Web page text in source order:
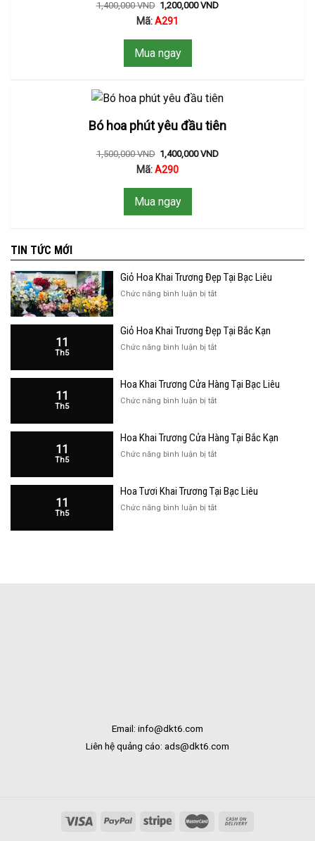
1,400,000VND 1,200,000VND
Mã:A291
Mua ngay
Bó hoa phút yêu đầu tiên
1,500,000VND 1,400,000VND
Mã:A290
Mua ngay
TIN TỨC MỚI
Giỏ Hoa Khai Trương Đẹp Tại Bạc Liêu
Chức năng bình luận bị tắtở
Khai
Đẹp
Liêu
11
Th5
Giỏ Hoa Khai Trương Đẹp Tại Bắc Kạn
Chức năng bình luận bị tắtở
Khai
Đẹp
Kạn
11
Th5
Hoa Khai Trương Cửa Hàng Tại Bạc Liêu
Chức năng bình luận bị tắtở
Trương
Hàng
Liêu
11
Th5
Hoa Khai Trương Cửa Hàng Tại Bắc Kạn
Chức năng bình luận bị tắtở
Trương
Hàng
11
Th5
Hoa Tươi Khai Trương Tại Bạc Liêu
Chức năng bình luận bị tắtở
Email: info@dkt6.com
Liên hệ quảng cáo: ads@dkt6.com